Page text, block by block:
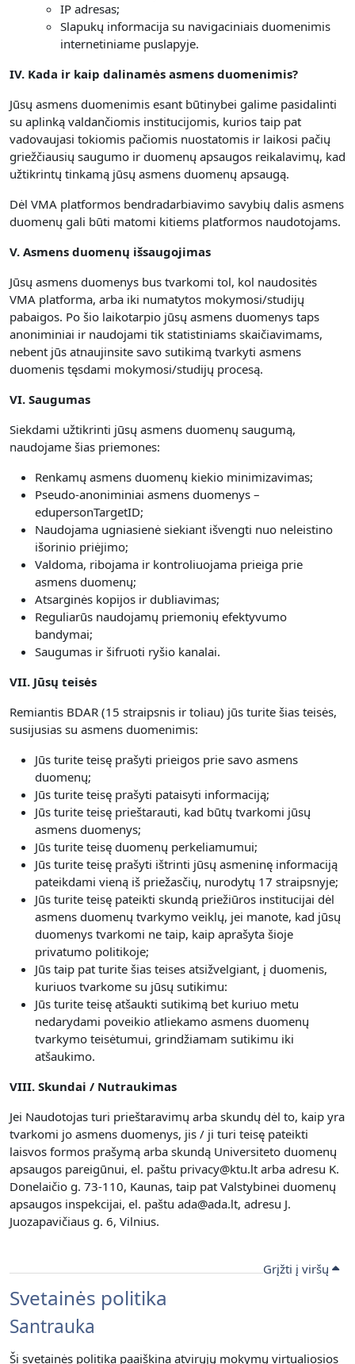
IP adresas;
Slapukų informacija su navigaciniais duomenimis
internetiniame puslapyje.
IV. Kada ir kaip dalinamės asmens duomenimis?
Jūsų asmens duomenimis esant būtinybei galime pasidalinti
su aplinką valdančiomis institucijomis, kurios taip pat
vadovaujasi tokiomis pačiomis nuostatomis ir laikosi pačių
griežčiausių saugumo ir duomenų apsaugos reikalavimų, kad
užtikrintų tinkamą jūsų asmens duomenų apsaugą.
Dėl VMA platformos bendradarbiavimo savybių dalis asmens
duomenų gali būti matomi kitiems platformos naudotojams.
V. Asmens duomenų išsaugojimas
Jūsų asmens duomenys bus tvarkomi tol, kol naudositės
VMA platforma, arba iki numatytos mokymosi/studijų
pabaigos. Po šio laikotarpio jūsų asmens duomenys taps
anoniminiai ir naudojami tik statistiniams skaičiavimams,
nebent jūs atnaujinsite savo sutikimą tvarkyti asmens
duomenis tęsdami mokymosi/studijų procesą.
VI. Saugumas
Siekdami užtikrinti jūsų asmens duomenų saugumą,
naudojame šias priemones:
Renkamų asmens duomenų kiekio minimizavimas;
Pseudo-anoniminiai asmens duomenys –
edupersonTargetID;
Naudojama ugniasienė siekiant išvengti nuo neleistino
išorinio priėjimo;
Valdoma, ribojama ir kontroliuojama prieiga prie
asmens duomenų;
Atsarginės kopijos ir dubliavimas;
Reguliarūs naudojamų priemonių efektyvumo
bandymai;
Saugumas ir šifruoti ryšio kanalai.
VII. Jūsų teisės
Remiantis BDAR (15 straipsnis ir toliau) jūs turite šias teisės,
susijusias su asmens duomenimis:
Jūs turite teisę prašyti prieigos prie savo asmens
duomenų;
Jūs turite teisę prašyti pataisyti informaciją;
Jūs turite teisę prieštarauti, kad būtų tvarkomi jūsų
asmens duomenys;
Jūs turite teisę duomenų perkeliamumui;
Jūs turite teisę prašyti ištrinti jūsų asmeninę informaciją
pateikdami vieną iš priežasčių, nurodytų 17 straipsnyje;
Jūs turite teisę pateikti skundą priežiūros institucijai dėl
asmens duomenų tvarkymo veiklų, jei manote, kad jūsų
duomenys tvarkomi ne taip, kaip aprašyta šioje
privatumo politikoje;
Jūs taip pat turite šias teises atsižvelgiant, į duomenis,
kuriuos tvarkome su jūsų sutikimu:
Jūs turite teisę atšaukti sutikimą bet kuriuo metu
nedarydami poveikio atliekamo asmens duomenų
tvarkymo teisėtumui, grindžiamam sutikimu iki
atšaukimo.
VIII. Skundai / Nutraukimas
Jei Naudotojas turi prieštaravimų arba skundų dėl to, kaip yra
tvarkomi jo asmens duomenys, jis / ji turi teisę pateikti
laisvos formos prašymą arba skundą Universiteto duomenų
apsaugos pareigūnui, el. paštu privacy@ktu.lt arba adresu K.
Donelaičio g. 73-110, Kaunas, taip pat Valstybinei duomenų
apsaugos inspekcijai, el. paštu ada@ada.lt, adresu J.
Juozapavičiaus g. 6, Vilnius.
Grįžti į viršų
Svetainės politika
Santrauka
Ši svetainės politika paaiškina atvirųjų mokymų virtualiosios